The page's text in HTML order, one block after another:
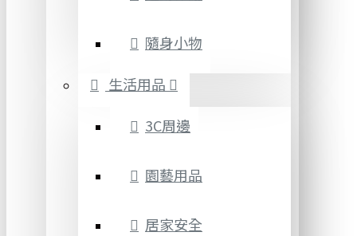
隨身小物
生活用品
3C周邊
園藝用品
居家安全